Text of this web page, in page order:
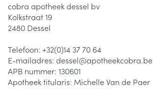
cobra apotheek dessel bv
Kolkstraat 19
2480 Dessel
Telefoon: +32(0)14 37 70 64
E-mailadres: dessel@apotheekcobra.be
APB nummer: 130601
Apotheek titularis: Michelle Van de Paer